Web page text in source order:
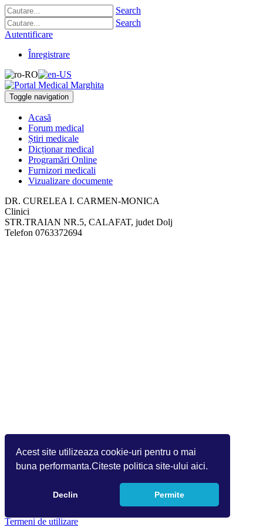
Acest site utilizeaza cookie-uri pentru o mai
buna performanta.Citeste politica site-ului aici.
Declin Permite
Search
Search
Autentificare
Înregistrare
Toggle navigation
Acasă
Forum medical
Știri medicale
Dicționar medical
Programări Online
Furnizori medicali
Vizualizare documente
DR. CURELEA I. CARMEN-MONICA
Clinici
STR.TRAIAN NR.5, CALAFAT, judet Dolj
Telefon 0763372694
Termeni de utilizare